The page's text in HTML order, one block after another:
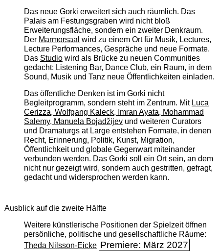
Das neue Gorki erweitert sich auch räumlich. Das
Palais am Festungsgraben wird nicht bloß
Erweiterungsfläche, sondern ein zweiter Denkraum.
Der Marmorsaal wird zu einem Ort für Musik, Lectures,
Lecture Performances, Gespräche und neue Formate.
Das Studiowird als Brücke zu neuen Communities
gedacht: Listening Bar, Dance Club, ein Raum, in dem
Sound, Musik und Tanz neue Öffentlichkeiten einladen.
Das öffentliche Denken ist im Gorki nicht
Begleitprogramm, sondern steht im Zentrum. Mit Luca
Cerizza, Wolfgang Kaleck, Imran Ayata, Mohammad
Salemy, Manuela Bojadžijevund weiteren Curators
und Dramaturgs at Large entstehen Formate, in denen
Recht, Erinnerung, Politik, Kunst, Migration,
Öffentlichkeit und globale Gegenwart miteinander
verbunden werden. Das Gorki soll ein Ort sein, an dem
nicht nur gezeigt wird, sondern auch gestritten, gefragt,
gedacht und widersprochen werden kann.
Ausblick auf die zweite Hälfte
Weitere künstlerische Positionen der Spielzeit öffnen
persönliche, politische und gesellschaftliche Räume:
Theda Nilsson-Eicke Premiere: März 2027